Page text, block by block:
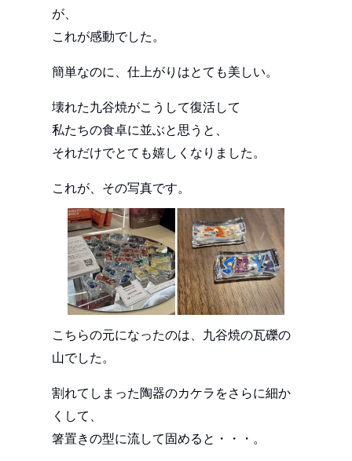
が、
これが感動でした。
簡単なのに、仕上がりはとても美しい。
壊れた九谷焼がこうして復活して
私たちの食卓に並ぶと思うと、
それだけでとても嬉しくなりました。
これが、その写真です。
こちらの元になったのは、九谷焼の瓦礫の
山でした。
割れてしまった陶器のカケラをさらに細か
くして、
箸置きの型に流して固めると・・・。